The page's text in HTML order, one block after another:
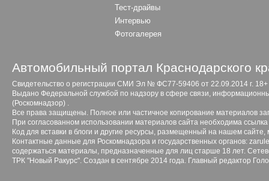
Тест-драйвы
Интервью
Фотогалерея
Автомобильный портал Краснодарского
Свидетельство о регистрации СМИ Эл № ФС77-59406 от 22.09.2014 г. 18+
Выдано Федеральной службой по надзору в сфере связи,
(Роскомнадзор) .
Все права защищены. Полное или частичное копирование материалов
При согласованном использовании материалов сайта необходима ссылка
Код для вставки в блоги и другие ресурсы, размещенный на нашем сайте,
Контактные данные для Роскомнадзора и государственных органов:
содержаться материалы, предназначенные для лиц старше 18 лет.
ТРК "Новый Ракурс". Создан в сентябре 2014 года. Главный редактор